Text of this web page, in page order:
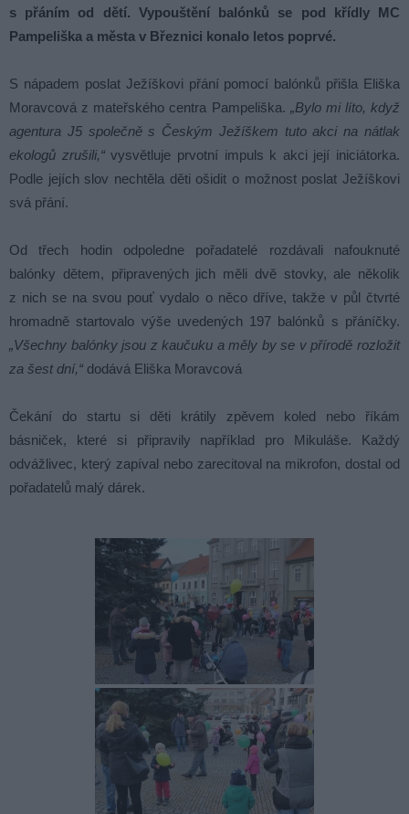
s přáním od dětí. Vypouštění balónků se pod křídly MC
Pampeliška a města v Březnici konalo letos poprvé.
S nápadem poslat Ježíškovi přání pomocí balónků přišla Eliška
Moravcová z mateřského centra Pampeliška. „Bylo mi líto, když
agentura J5 společně s Českým Ježíškem tuto akci na nátlak
ekologů zrušili,“vysvětluje prvotní impuls k akci její iniciátorka.
Podle jejích slov nechtěla děti ošidit o možnost poslat Ježíškovi
svá přání.
Od třech hodin odpoledne pořadatelé rozdávali nafouknuté
balónky dětem, připravených jich měli dvě stovky, ale několik
z nich se na svou pouť vydalo o něco dříve, takže v půl čtvrté
hromadně startovalo výše uvedených 197 balónků s přáníčky.
„Všechny balónky jsou z kaučuku a měly by se v přírodě rozložit
za šest dní,“ dodává Eliška Moravcová
Čekání do startu si děti krátily zpěvem koled nebo říkám
básniček, které si připravily například pro Mikuláše. Každý
odvážlivec, který zapíval nebo zarecitoval na mikrofon, dostal od
pořadatelů malý dárek.